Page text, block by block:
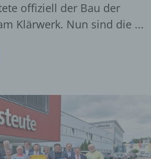
offiziell der Bau der
Klärwerk. Nun sind die